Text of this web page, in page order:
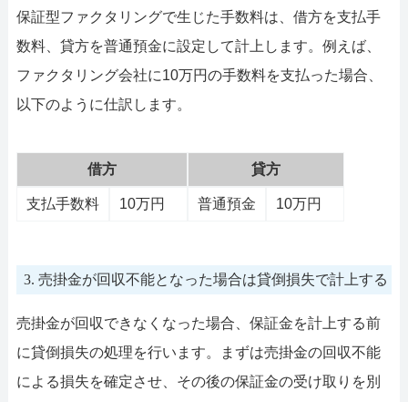
保証型ファクタリングで生じた手数料は、借方を支払手
数料、貸方を普通預金に設定して計上します。例えば、
ファクタリング会社に10万円の手数料を支払った場合、
以下のように仕訳します。
借方 貸方
支払手数料 10万円 普通預金 10万円
3. 売掛金が回収不能となった場合は貸倒損失で計上する
売掛金が回収できなくなった場合、保証金を計上する前
に貸倒損失の処理を行います。まずは売掛金の回収不能
による損失を確定させ、その後の保証金の受け取りを別